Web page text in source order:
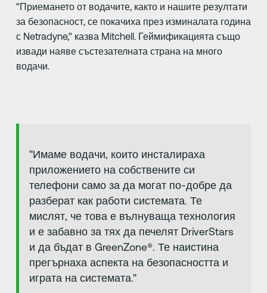
"Приемането от водачите, както и нашите резултати
за безопасност, се покачиха през изминалата година
с Netradyne," казва Mitchell. Геймификацията също
извади наяве състезателната страна на много
водачи.
"Имаме водачи, които инсталираха
приложението на собствените си
телефони само за да могат по-добре да
разберат как работи системата. Те
мислят, че това е вълнуваща технология
и е забавно за тях да печелят DriverStars
и да бъдат в GreenZone®️. Те наистина
прегърнаха аспекта на безопасността и
играта на системата."